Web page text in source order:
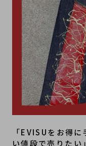
「EVISUをお得
い値段で売りた